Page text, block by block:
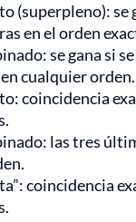
(superpleno): se
en el orden
se gana si
cualquier orden.
coincidencia
las tres
coincidencia